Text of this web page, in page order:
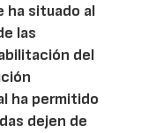
situado al
las
del
ha permitido
dejen de